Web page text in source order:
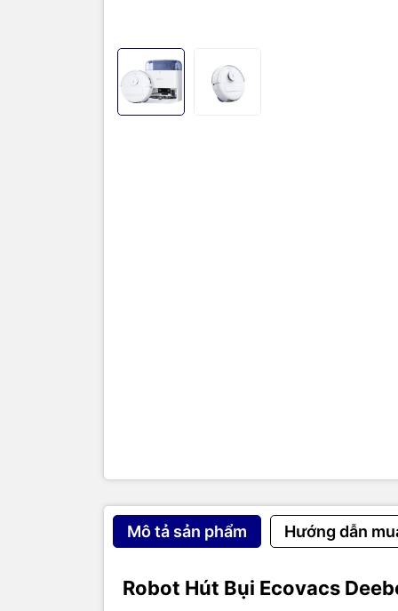
Mô tả sản phẩm Hướng dẫn
Robot Hút Bụi Ecovacs
hiệu
chặn IP
Ưu
1. Thiết
Đây
hóa
Chui
robot
Linh
Giải
nơi khó
2. Hệ
làm sạch
Quét:Hai
Hút: